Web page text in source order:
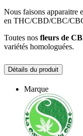
Nous faisons apparaitre
en THC/CBD/CBC/
Toutes nos fleurs de
variétés homologuées.
Détails du produit
Marque